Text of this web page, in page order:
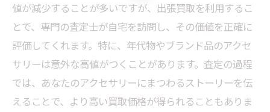
値が減少することが多いですが、出張買取を利用するこ
とで、専門の査定士が自宅を訪問し、その価値を正確に
評価してくれます。特に、年代物やブランド品のアクセ
サリーは意外な高値がつくことがあります。査定の過程
では、あなたのアクセサリーにまつわるストーリーを伝
えることで、より高い買取価格が得られることもありま